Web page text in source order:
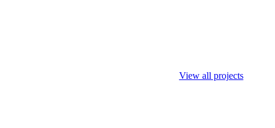
View all projects